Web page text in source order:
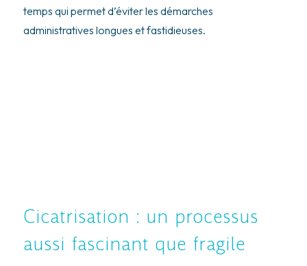
temps qui permet d’éviter les démarches
administratives longues et fastidieuses.
Cicatrisation : un processus
aussi fascinant que fragile